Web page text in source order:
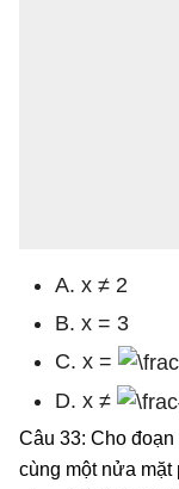
A. x ≠ 2
B. x = 3
C. x =
D. x ≠
Câu 33: Cho đoạn
cùng một nửa mặt